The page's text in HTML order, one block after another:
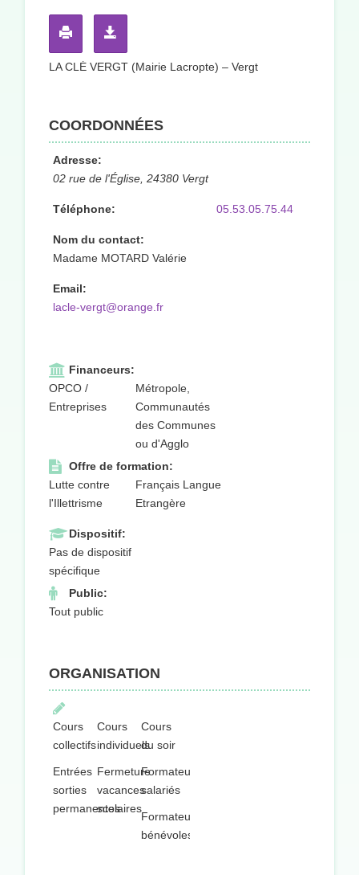
LA CLÉ VERGT (Mairie Lacropte) – Vergt
COORDONNÉES
Adresse:
02 rue de l'Église, 24380 Vergt
Téléphone: 05.53.05.75.44
Nom du contact:
Madame MOTARD Valérie
Email:
lacle-vergt@orange.fr
Financeurs:
OPCO /
Entreprises
Métropole,
Communautés
des Communes
ou d'Agglo
Offre de formation:
Lutte contre
l'Illettrisme
Français Langue
Etrangère
Dispositif:
Pas de dispositif
spécifique
Public:
Tout public
ORGANISATION
Cours
collectifs
Cours
individuels
Cours
du soir
Entrées
sorties
permanentes
Fermeture
vacances
scolaires
Formateurs
salariés
Formateurs
bénévoles